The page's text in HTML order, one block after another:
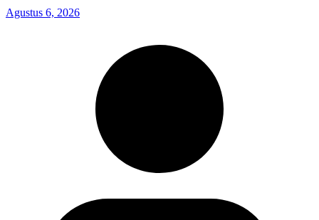
Agustus 6, 2026